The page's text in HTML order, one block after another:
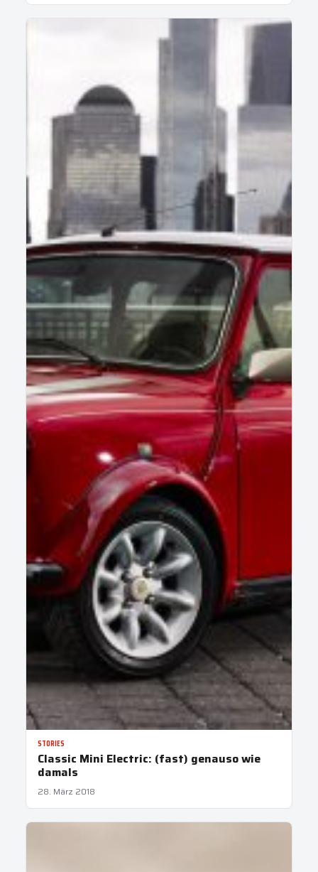
STORIES
Classic Mini Electric: (fast) genauso wie
damals
28. März 2018